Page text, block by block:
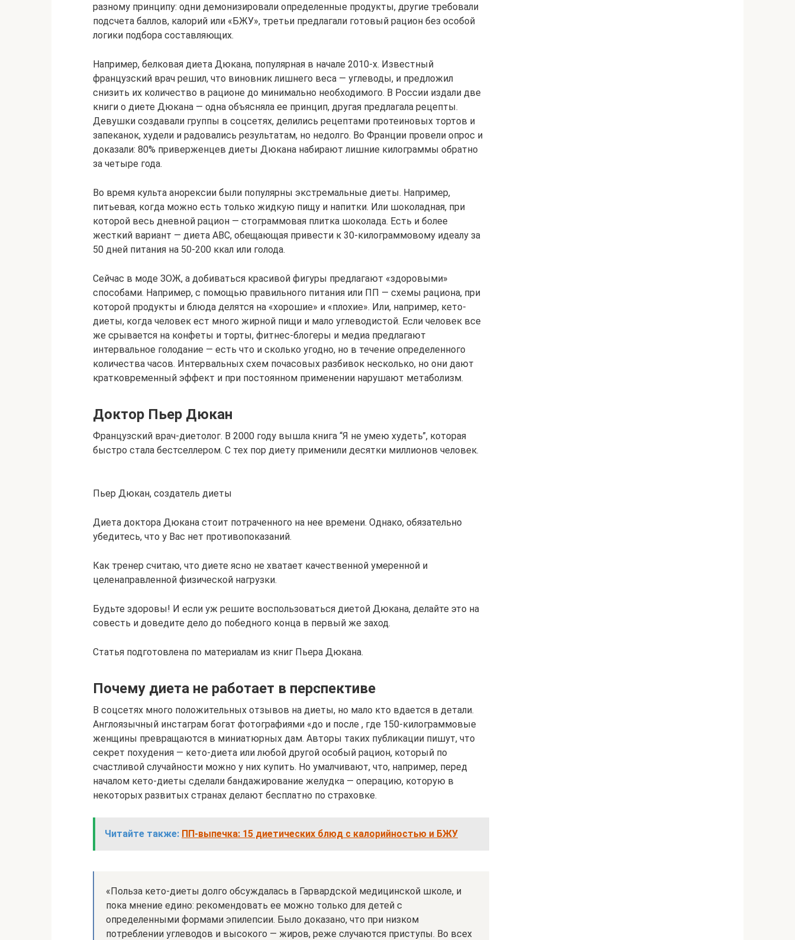
разному принципу: одни демонизировали определенные продукты, другие требовали
подсчета баллов, калорий или «БЖУ», третьи предлагали готовый рацион без особой
логики подбора составляющих.
Например, белковая диета Дюкана, популярная в начале 2010-х. Известный
французский врач решил, что виновник лишнего веса — углеводы, и предложил
снизить их количество в рационе до минимально необходимого. В России издали две
книги о диете Дюкана — одна объясняла ее принцип, другая предлагала рецепты.
Девушки создавали группы в соцсетях, делились рецептами протеиновых тортов и
запеканок, худели и радовались результатам, но недолго. Во Франции провели опрос и
доказали: 80% приверженцев диеты Дюкана набирают лишние килограммы обратно
за четыре года.
Во время культа анорексии были популярны экстремальные диеты. Например,
питьевая, когда можно есть только жидкую пищу и напитки. Или шоколадная, при
которой весь дневной рацион — стограммовая плитка шоколада. Есть и более
жесткий вариант — диета ABC, обещающая привести к 30-килограммовому идеалу за
50 дней питания на 50-200 ккал или голода.
Сейчас в моде ЗОЖ, а добиваться красивой фигуры предлагают «здоровыми»
способами. Например, с помощью правильного питания или ПП — схемы рациона, при
которой продукты и блюда делятся на «хорошие» и «плохие». Или, например, кето-
диеты, когда человек ест много жирной пищи и мало углеводистой. Если человек все
же срывается на конфеты и торты, фитнес-блогеры и медиа предлагают
интервальное голодание — есть что и сколько угодно, но в течение определенного
количества часов. Интервальных схем почасовых разбивок несколько, но они дают
кратковременный эффект и при постоянном применении нарушают метаболизм.
Доктор Пьер Дюкан
Французский врач-диетолог. В 2000 году вышла книга “Я не умею худеть”, которая
быстро стала бестселлером. С тех пор диету применили десятки миллионов человек.
Пьер Дюкан, создатель диеты
Диета доктора Дюкана стоит потраченного на нее времени. Однако, обязательно
убедитесь, что у Вас нет противопоказаний.
Как тренер считаю, что диете ясно не хватает качественной умеренной и
целенаправленной физической нагрузки.
Будьте здоровы! И если уж решите воспользоваться диетой Дюкана, делайте это на
совесть и доведите дело до победного конца в первый же заход.
Статья подготовлена по материалам из книг Пьера Дюкана.
Почему диета не работает в перспективе
В соцсетях много положительных отзывов на диеты, но мало кто вдается в детали.
Англоязычный инстаграм богат фотографиями «до и после , где 150-килограммовые
женщины превращаются в миниатюрных дам. Авторы таких публикации пишут, что
секрет похудения — кето-диета или любой другой особый рацион, который по
счастливой случайности можно у них купить. Но умалчивают, что, например, перед
началом кето-диеты сделали бандажирование желудка — операцию, которую в
некоторых развитых странах делают бесплатно по страховке.
Читайте также: ПП-выпечка: 15 диетических блюд с калорийностью и БЖУ
«Польза кето-диеты долго обсуждалась в Гарвардской медицинской школе, и
пока мнение едино: рекомендовать ее можно только для детей с
определенными формами эпилепсии. Было доказано, что при низком
потреблении углеводов и высокого — жиров, реже случаются приступы. Во всех